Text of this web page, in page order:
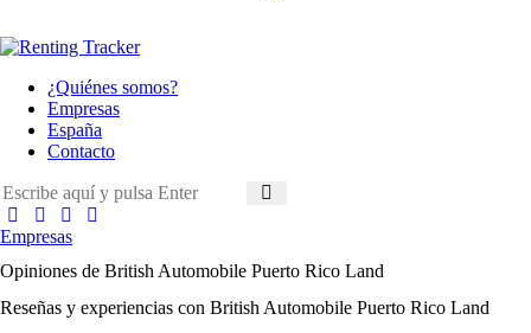
¿Quiénes somos?
Empresas
España
Contacto
Empresas
Opiniones de British Automobile Puerto Rico Land
Reseñas y experiencias con British Automobile Puerto Rico Land